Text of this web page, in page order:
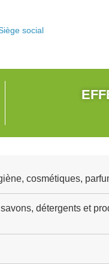
social
cosmétiques,
détergents et